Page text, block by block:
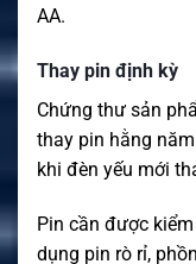
AA.
Thay pin định kỳ
Chứng thư sản
thay pin hằng
khi đèn yếu mới
Pin cần được
dụng pin rò rỉ,